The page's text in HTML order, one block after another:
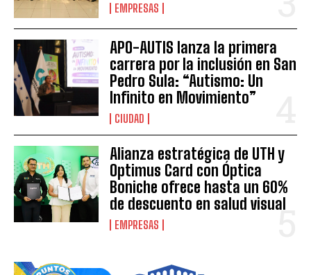
EMPRESAS
APO-AUTIS lanza la primera
carrera por la inclusión en San
Pedro Sula: “Autismo: Un
Infinito en Movimiento”
CIUDAD
Alianza estratégica de UTH y
Optimus Card con Óptica
Boniche ofrece hasta un 60%
de descuento en salud visual
EMPRESAS